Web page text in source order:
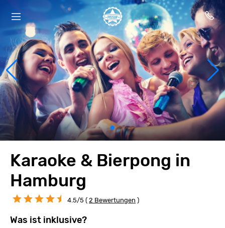
Karaoke & Bierpong in
Hamburg
4.5/5 ( 2 Bewertungen )
Was ist inklusive?